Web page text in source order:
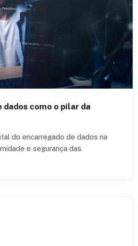
dados como o pilar da
do encarregado de dados na
e segurança das